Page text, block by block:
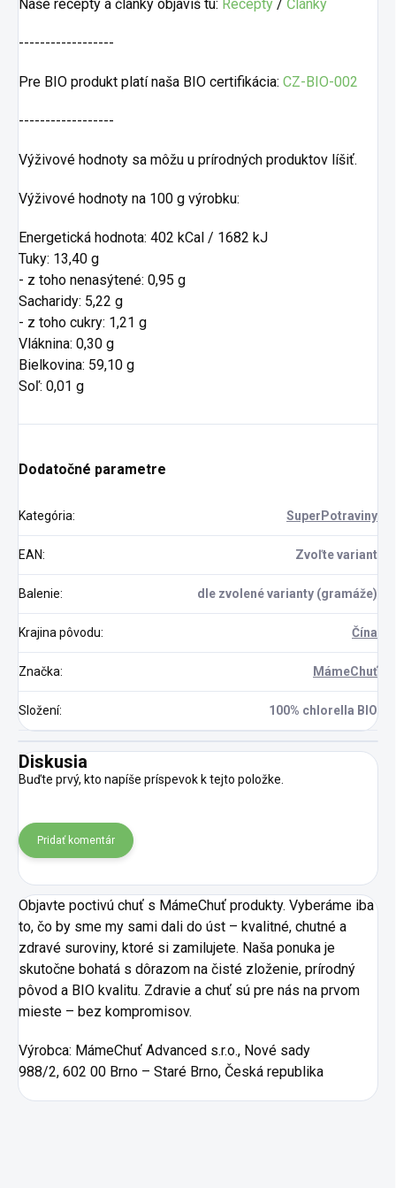
Naše recepty a články objavíš tu: Recepty / Články
------------------
Pre BIO produkt platí naša BIO certifikácia: CZ-BIO-002
------------------
Výživové hodnoty sa môžu u prírodných produktov líšiť.
Výživové hodnoty na 100 g výrobku:
Energetická hodnota: 402 kCal / 1682 kJ
Tuky: 13,40 g
- z toho nenasýtené: 0,95 g
Sacharidy: 5,22 g
- z toho cukry: 1,21 g
Vláknina: 0,30 g
Bielkovina: 59,10 g
Soľ: 0,01 g
Dodatočné parametre
Kategória: SuperPotraviny
EAN: Zvoľte variant
Balenie: dle zvolené varianty (gramáže)
Krajina pôvodu: Čína
Značka: MámeChuť
Složení: 100% chlorella BIO
Diskusia
Buďte prvý, kto napíše príspevok k tejto položke.
Pridať komentár
Objavte poctivú chuť s MámeChuť produkty. Vyberáme iba
to, čo by sme my sami dali do úst – kvalitné, chutné a
zdravé suroviny, ktoré si zamilujete. Naša ponuka je
skutočne bohatá s dôrazom na čisté zloženie, prírodný
pôvod a BIO kvalitu. Zdravie a chuť sú pre nás na prvom
mieste – bez kompromisov.
Výrobca: MámeChuť Advanced s.r.o., Nové sady
988/2, 602 00 Brno – Staré Brno, Česká republika